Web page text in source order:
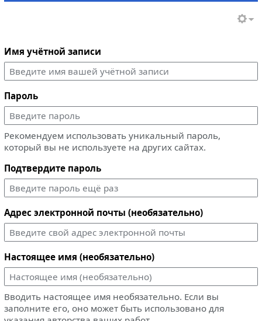
Имя учётной записи
Пароль
Рекомендуем использовать уникальный пароль,
который вы не используете на других сайтах.
Подтвердите пароль
Адрес электронной почты (необязательно)
Настоящее имя (необязательно)
Вводить настоящее имя необязательно. Если вы
заполните его, оно может быть использовано для